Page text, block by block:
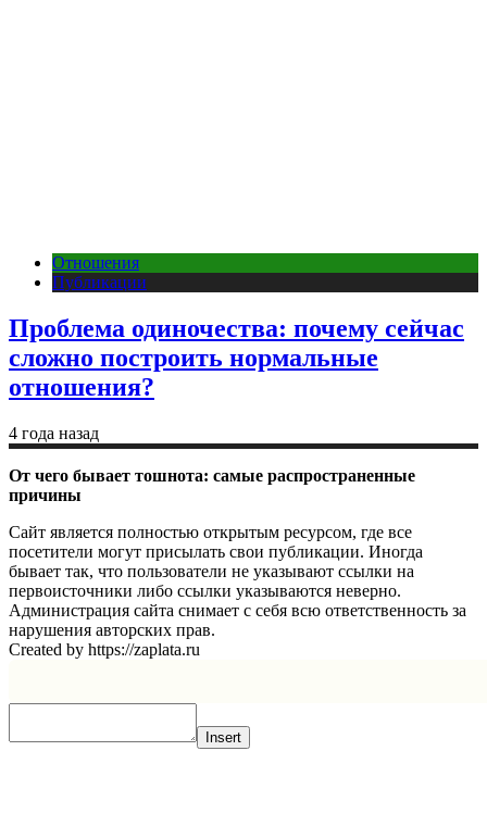
Отношения
Публикации
Проблема одиночества: почему сейчас
сложно построить нормальные
отношения?
4 года назад
От чего бывает тошнота: самые распространенные
причины
Сайт является полностью открытым ресурсом, где все
посетители могут присылать свои публикации. Иногда
бывает так, что пользователи не указывают ссылки на
первоисточники либо ссылки указываются неверно.
Администрация сайта снимает с себя всю ответственность за
нарушения авторских прав.
Created by https://zaplata.ru
Insert